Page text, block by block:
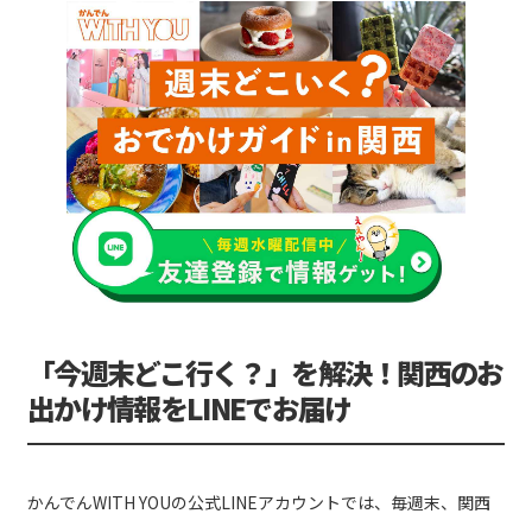
「今週末どこ行く？」を解決！関西のお
出かけ情報をLINEでお届け
かんでんWITH YOUの公式LINEアカウントでは、毎週末、関西